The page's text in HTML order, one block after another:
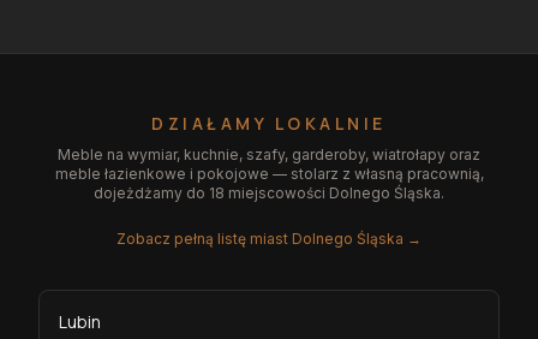
DZIAŁAMY LOKALNIE
Meble na wymiar, kuchnie, szafy, garderoby, wiatrołapy oraz
meble łazienkowe i pokojowe — stolarz z własną pracownią,
dojeżdżamy do 18 miejscowości Dolnego Śląska.
Zobacz pełną listę miast Dolnego Śląska →
Lubin